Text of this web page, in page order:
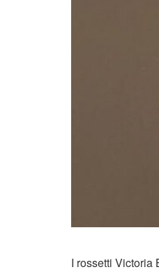
I rossetti Victoria